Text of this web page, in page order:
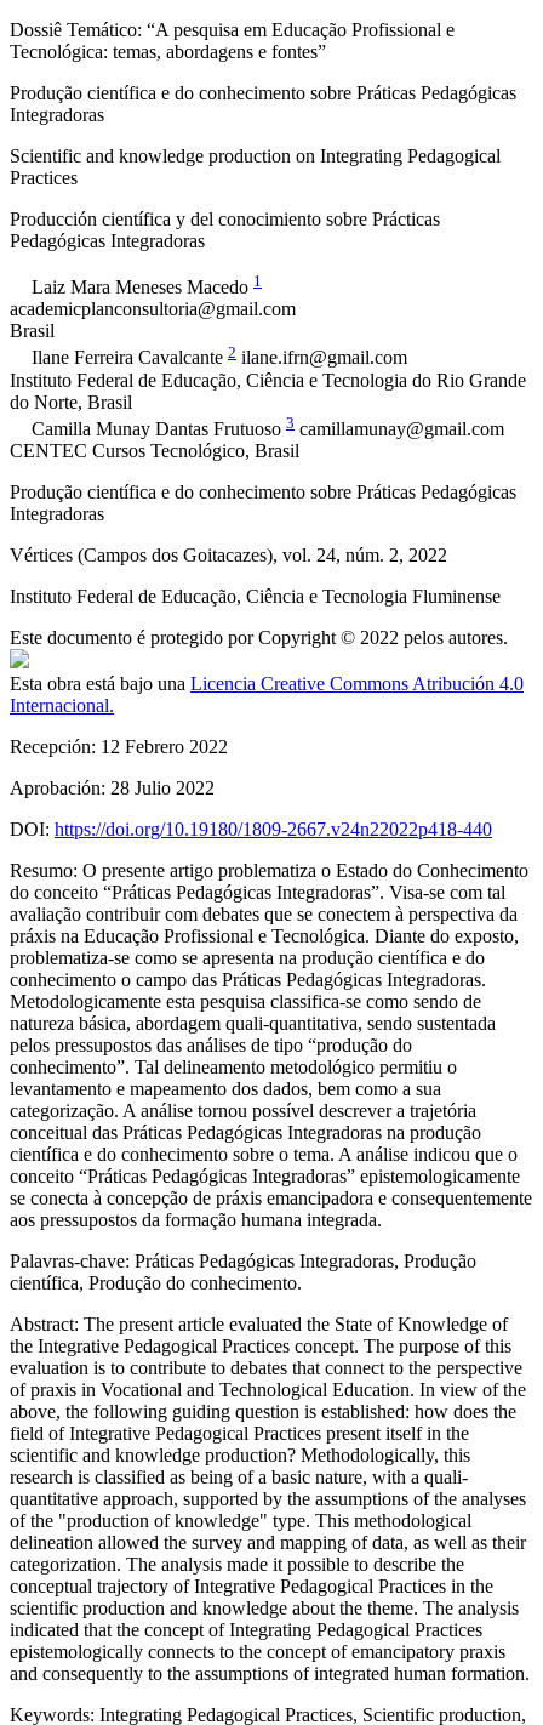
Dossiê Temático: “A pesquisa em Educação Profissional e
Tecnológica: temas, abordagens e fontes”
Produção científica e do conhecimento sobre Práticas Pedagógicas
Integradoras
Scientific and knowledge production on Integrating Pedagogical
Practices
Producción científica y del conocimiento sobre Prácticas
Pedagógicas Integradoras
Laiz Mara Meneses Macedo 1
academicplanconsultoria@gmail.com
Brasil
Ilane Ferreira Cavalcante 2 ilane.ifrn@gmail.com
Instituto Federal de Educação, Ciência e Tecnologia do Rio Grande
do Norte, Brasil
Camilla Munay Dantas Frutuoso 3 camillamunay@gmail.com
CENTEC Cursos Tecnológico, Brasil
Produção científica e do conhecimento sobre Práticas Pedagógicas
Integradoras
Vértices (Campos dos Goitacazes), vol. 24, núm. 2, 2022
Instituto Federal de Educação, Ciência e Tecnologia Fluminense
Este documento é protegido por Copyright © 2022 pelos autores.
Esta obra está bajo una Licencia Creative Commons Atribución 4.0
Internacional.
Recepción: 12 Febrero 2022
Aprobación: 28 Julio 2022
DOI: https://doi.org/10.19180/1809-2667.v24n22022p418-440
Resumo: O presente artigo problematiza o Estado do Conhecimento
do conceito “Práticas Pedagógicas Integradoras”. Visa-se com tal
avaliação contribuir com debates que se conectem à perspectiva da
práxis na Educação Profissional e Tecnológica. Diante do exposto,
problematiza-se como se apresenta na produção científica e do
conhecimento o campo das Práticas Pedagógicas Integradoras.
Metodologicamente esta pesquisa classifica-se como sendo de
natureza básica, abordagem quali-quantitativa, sendo sustentada
pelos pressupostos das análises de tipo “produção do
conhecimento”. Tal delineamento metodológico permitiu o
levantamento e mapeamento dos dados, bem como a sua
categorização. A análise tornou possível descrever a trajetória
conceitual das Práticas Pedagógicas Integradoras na produção
científica e do conhecimento sobre o tema. A análise indicou que o
conceito “Práticas Pedagógicas Integradoras” epistemologicamente
se conecta à concepção de práxis emancipadora e consequentemente
aos pressupostos da formação humana integrada.
Palavras-chave: Práticas Pedagógicas Integradoras, Produção
científica, Produção do conhecimento.
Abstract: The present article evaluated the State of Knowledge of
the Integrative Pedagogical Practices concept. The purpose of this
evaluation is to contribute to debates that connect to the perspective
of praxis in Vocational and Technological Education. In view of the
above, the following guiding question is established: how does the
field of Integrative Pedagogical Practices present itself in the
scientific and knowledge production? Methodologically, this
research is classified as being of a basic nature, with a quali-
quantitative approach, supported by the assumptions of the analyses
of the "production of knowledge" type. This methodological
delineation allowed the survey and mapping of data, as well as their
categorization. The analysis made it possible to describe the
conceptual trajectory of Integrative Pedagogical Practices in the
scientific production and knowledge about the theme. The analysis
indicated that the concept of Integrating Pedagogical Practices
epistemologically connects to the concept of emancipatory praxis
and consequently to the assumptions of integrated human formation.
Keywords: Integrating Pedagogical Practices, Scientific production,